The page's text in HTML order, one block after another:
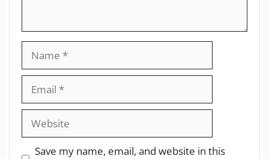
Save my name, email, and website in this